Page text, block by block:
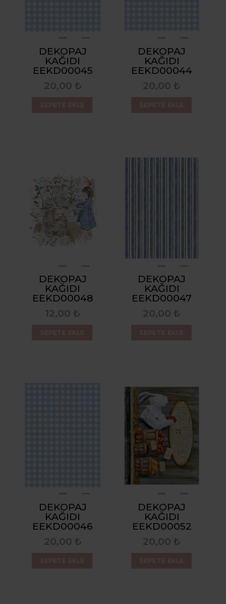
DEKOPAJ
KAĞIDI
EEKD00045
20,00 ₺
DEKOPAJ
KAĞIDI
EEKD00044
20,00 ₺
DEKOPAJ
KAĞIDI
EEKD00048
12,00 ₺
DEKOPAJ
KAĞIDI
EEKD00047
20,00 ₺
DEKOPAJ
KAĞIDI
EEKD00046
20,00 ₺
DEKOPAJ
KAĞIDI
EEKD00052
20,00 ₺